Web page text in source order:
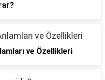
ve Özellikleri